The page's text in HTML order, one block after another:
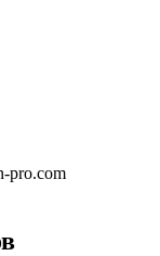
pro.com